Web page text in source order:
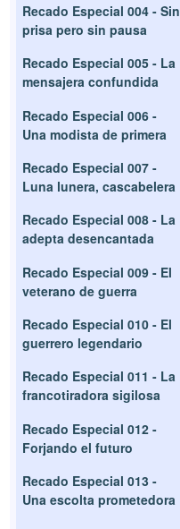
Recado Especial 004 - Sin
prisa pero sin pausa
Recado Especial 005 - La
mensajera confundida
Recado Especial 006 -
Una modista de primera
Recado Especial 007 -
Luna lunera, cascabelera
Recado Especial 008 - La
adepta desencantada
Recado Especial 009 - El
veterano de guerra
Recado Especial 010 - El
guerrero legendario
Recado Especial 011 - La
francotiradora sigilosa
Recado Especial 012 -
Forjando el futuro
Recado Especial 013 -
Una escolta prometedora